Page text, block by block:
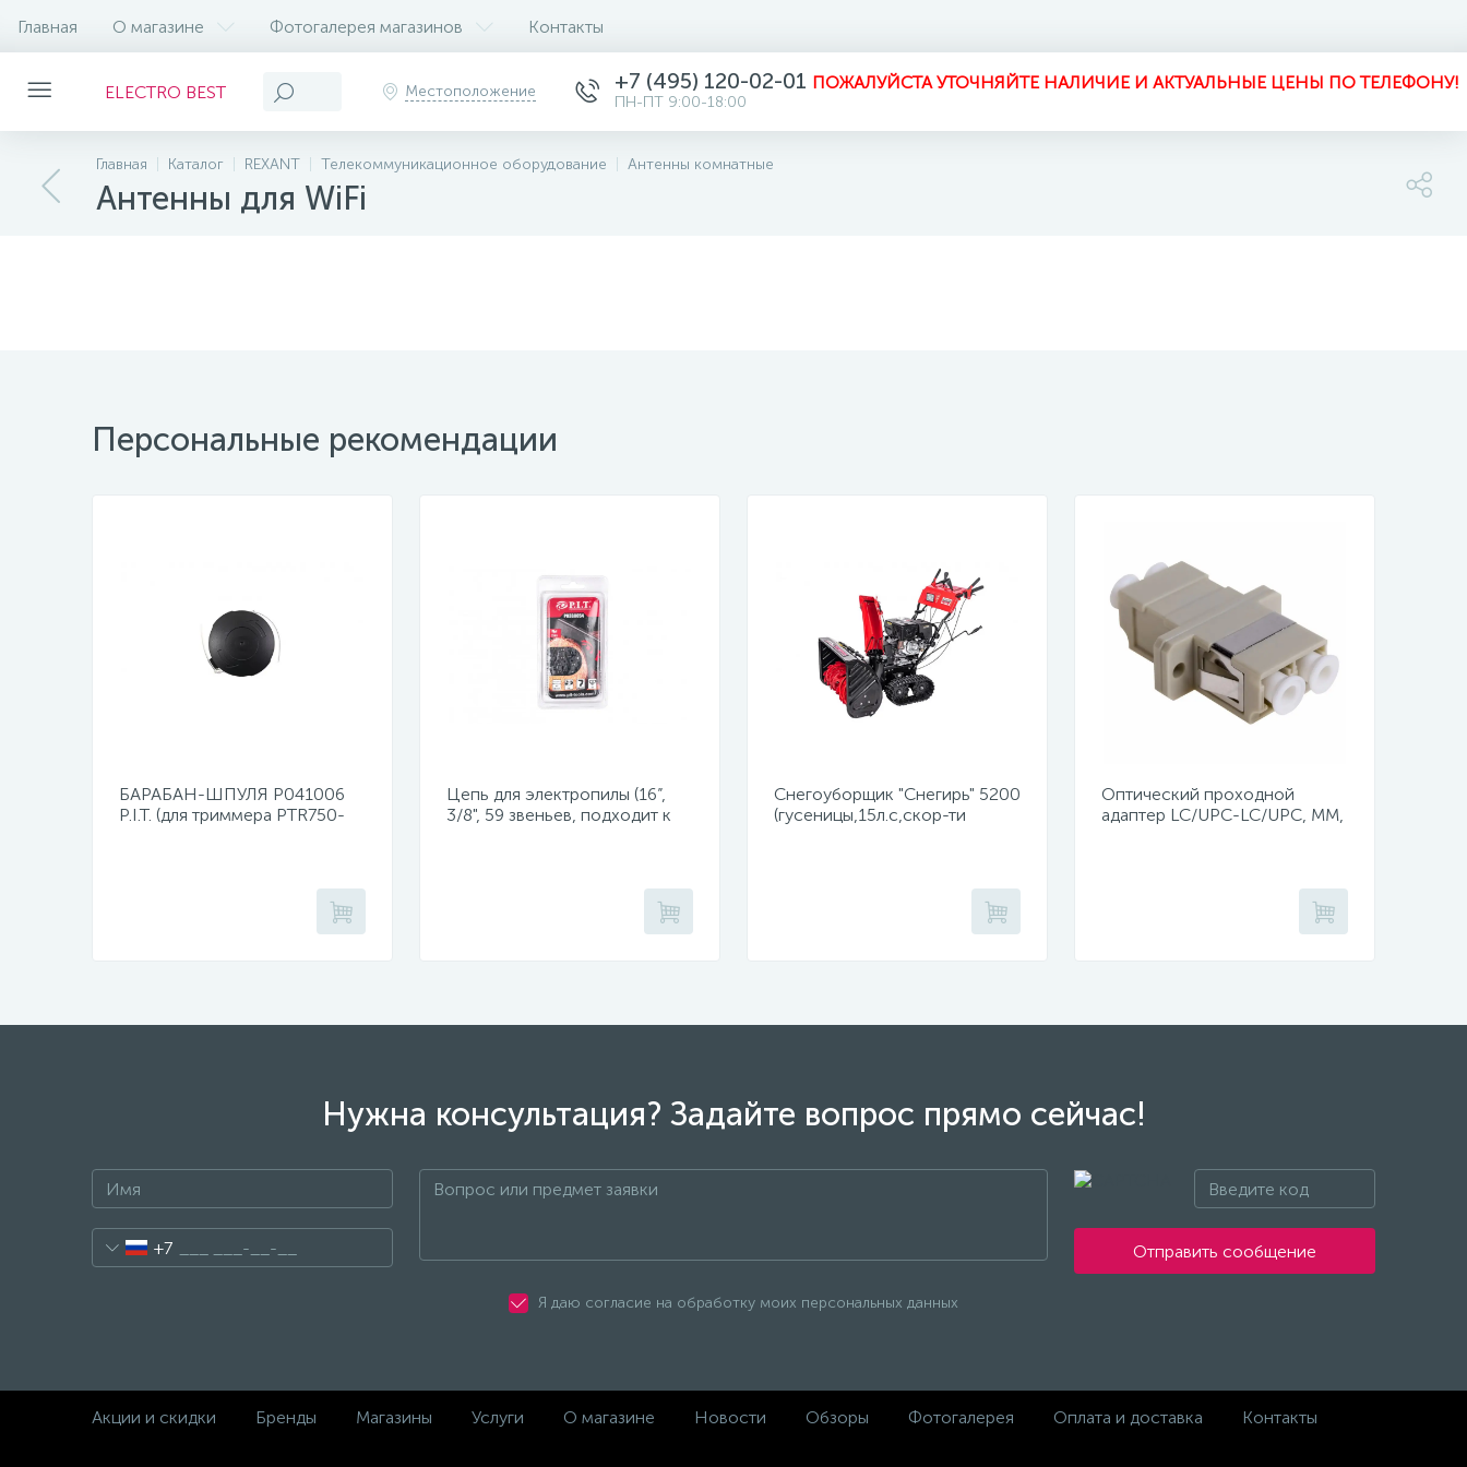
Главная О магазине Фотогалерея магазинов Контакты
ELECTRO BEST Местоположение +7 (495) 120-02-01 ПОЖАЛУЙСТА УТОЧНЯЙТЕ НАЛИЧИЕ И АКТУАЛЬНЫЕ ЦЕНЫ ПО ТЕЛЕФОНУ!
ПН-ПТ 9:00-18:00
Главная Каталог REXANT Телекоммуникационное оборудование Антенны комнатные
Антенны для WiFi
Персональные рекомендации
БАРАБАН-ШПУЛЯ Р041006
P.I.T. (для триммера PTR750-
Цепь для электропилы (16”,
3/8", 59 звеньев, подходит к
Снегоуборщик "Снегирь" 5200
(гусеницы,15л.с,скор-ти
Оптический проходной
адаптер LC/UPC-LC/UPC, MM,
Нужна консультация? Задайте вопрос прямо сейчас!
+7 Отправить сообщение
Я даю согласие на обработку моих персональных данных
Акции и скидки Бренды Магазины Услуги О магазине Новости Обзоры Фотогалерея Оплата и доставка Контакты